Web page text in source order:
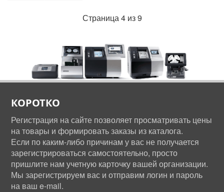
Страница 4 из 9
КОРОТКО
Регистрация на сайте позволяет просматривать цены
на товары и формировать заказы из каталога.
Если по каким-либо причинам у вас не получается
зарегистрироваться самостоятельно, просто
пришлите нам учетную карточку вашей организации.
Мы зарегистрируем вас и отправим логин и пароль
на ваш e-mail.